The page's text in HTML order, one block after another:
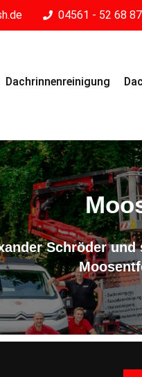
04561 - 52 68
Dachrinnenreinigung
Schröder